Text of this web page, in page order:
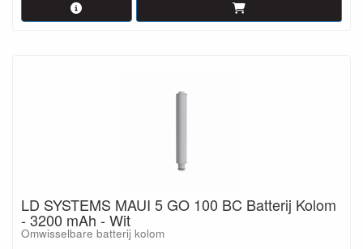
LD SYSTEMS MAUI 5 GO 100 BC Batterij Kolom
- 3200 mAh - Wit
Omwisselbare batterij kolom